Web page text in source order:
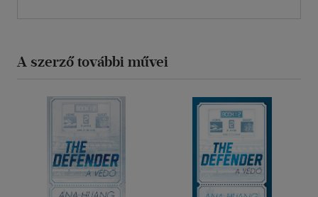
A szerző további művei